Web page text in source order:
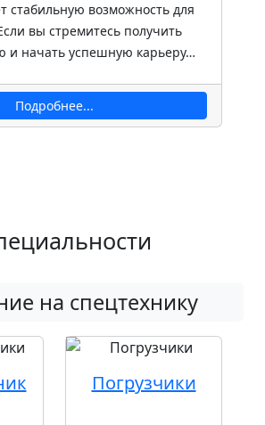
стабильную возможность для
вы стремитесь получить
и начать успешную карьеру…
Подробнее...
на спецтехнику
Погрузчики